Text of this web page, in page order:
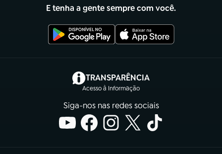
E tenha a gente sempre com você.
TRANSPARÊNCIA
Acesso à Informação
(abre em nova aba)
Siga-nos nas redes sociais